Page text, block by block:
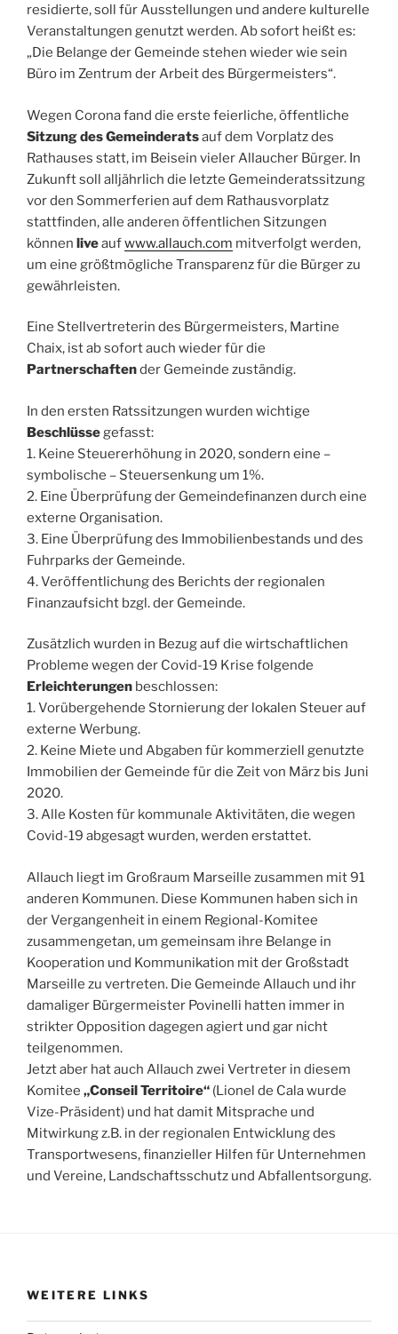
residierte, soll für Ausstellungen und andere kulturelle
Veranstaltungen genutzt werden. Ab sofort heißt es:
„Die Belange der Gemeinde stehen wieder wie sein
Büro im Zentrum der Arbeit des Bürgermeisters“.
Wegen Corona fand die erste feierliche, öffentliche
Sitzung des Gemeinderatsauf dem Vorplatz des
Rathauses statt, im Beisein vieler Allaucher Bürger. In
Zukunft soll alljährlich die letzte Gemeinderatssitzung
vor den Sommerferien auf dem Rathausvorplatz
stattfinden, alle anderen öffentlichen Sitzungen
können liveaufwww.allauch.com mitverfolgt werden,
um eine größtmögliche Transparenz für die Bürger zu
gewährleisten.
Eine Stellvertreterin des Bürgermeisters, Martine
Chaix, ist ab sofort auch wieder für die
Partnerschaftender Gemeinde zuständig.
In den ersten Ratssitzungen wurden wichtige
Beschlüssegefasst:
1. Keine Steuererhöhung in 2020, sondern eine –
symbolische – Steuersenkung um 1%.
2. Eine Überprüfung der Gemeindefinanzen durch eine
externe Organisation.
3. Eine Überprüfung des Immobilienbestands und des
Fuhrparks der Gemeinde.
4. Veröffentlichung des Berichts der regionalen
Finanzaufsicht bzgl. der Gemeinde.
Zusätzlich wurden in Bezug auf die wirtschaftlichen
Probleme wegen der Covid-19 Krise folgende
Erleichterungen beschlossen:
1. Vorübergehende Stornierung der lokalen Steuer auf
externe Werbung.
2. Keine Miete und Abgaben für kommerziell genutzte
Immobilien der Gemeinde für die Zeit von März bis Juni
2020.
3. Alle Kosten für kommunale Aktivitäten, die wegen
Covid-19 abgesagt wurden, werden erstattet.
Allauch liegt im Großraum Marseille zusammen mit 91
anderen Kommunen. Diese Kommunen haben sich in
der Vergangenheit in einem Regional-Komitee
zusammengetan, um gemeinsam ihre Belange in
Kooperation und Kommunikation mit der Großstadt
Marseille zu vertreten. Die Gemeinde Allauch und ihr
damaliger Bürgermeister Povinelli hatten immer in
strikter Opposition dagegen agiert und gar nicht
teilgenommen.
Jetzt aber hat auch Allauch zwei Vertreter in diesem
Komitee „Conseil Territoire“ (Lionel de Cala wurde
Vize-Präsident) und hat damit Mitsprache und
Mitwirkung z.B. in der regionalen Entwicklung des
Transportwesens, finanzieller Hilfen für Unternehmen
und Vereine, Landschaftsschutz und Abfallentsorgung.
WEITERE LINKS